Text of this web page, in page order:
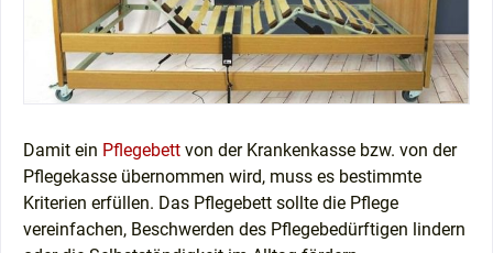
Damit ein Pflegebett von der Krankenkasse bzw. von der
Pflegekasse übernommen wird, muss es bestimmte
Kriterien erfüllen. Das Pflegebett sollte die Pflege
vereinfachen, Beschwerden des Pflegebedürftigen lindern